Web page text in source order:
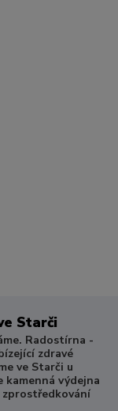
Starči
Radostírna -
zdravé
ve Starči u
kamenná výdejna
zprostředkování